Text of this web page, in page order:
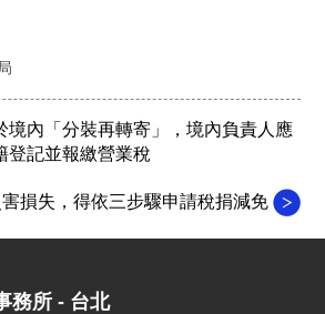
境內「分裝再轉寄」，境內負責人應
登記並報繳營業稅
損失，得依三步驟申請稅捐減免
務所 - 台北